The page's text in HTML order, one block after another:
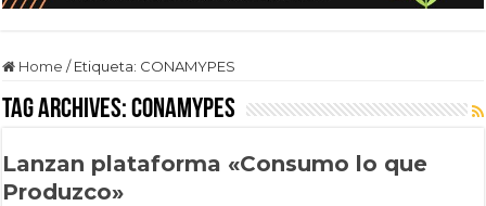
Home / Etiqueta: CONAMYPES
Tag Archives:CONAMYPES
Lanzan plataforma «Consumo lo que
Produzco»